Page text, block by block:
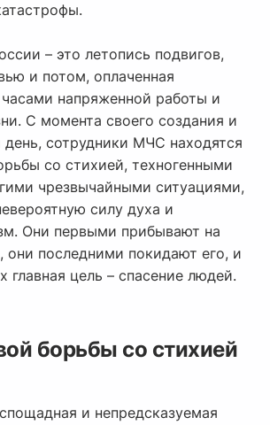
– это летопись подвигов,
и потом, оплаченная
напряженной работы и
С момента своего создания и
сотрудники МЧС находятся
со стихией, техногенными
чрезвычайными ситуациями,
силу духа и
Они первыми прибывают на
они последними покидают его, и
главная цель – спасение людей.
борьбы со стихией
и непредсказуемая